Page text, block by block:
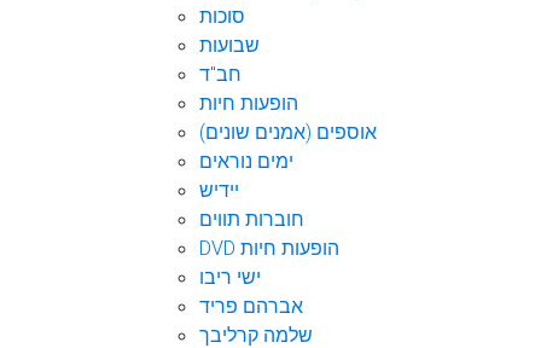
סוכות
שבועות
חב"ד
הופעות חיות
אוספים (אמנים שונים)
ימים נוראים
יידיש
חוברות תווים
DVD הופעות חיות
ישי ריבו
אברהם פריד
שלמה קרליבך